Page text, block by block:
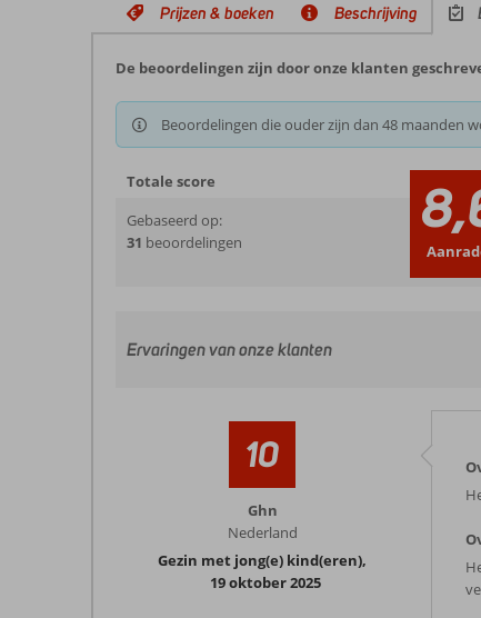
Prijzen & boeken Beschrijving
De beoordelingen zijn door onze klanten
Beoordelingen die ouder zijn dan 48 maanden
Totale score
Gebaseerd op:
31 beoordelingen
Ervaringen van onze klanten
10
Ghn
Nederland
Gezin met jong(e) kind(eren),
19 oktober 2025